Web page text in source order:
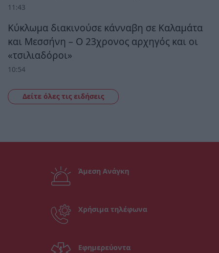
11:43
Κύκλωμα διακινούσε κάνναβη σε Καλαμάτα
και Μεσσήνη – Ο 23χρονος αρχηγός και οι
«τσιλιαδόροι»
10:54
Δείτε όλες τις ειδήσεις
Άμεση Ανάγκη
Χρήσιμα τηλέφωνα
Εφημερεύοντα